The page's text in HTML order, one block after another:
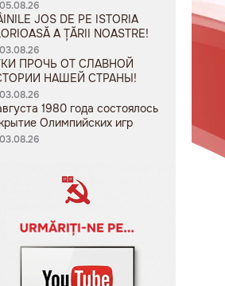
05.08.26
JOS DE PE ISTORIA
A ȚĂRII NOASTRE!
03.08.26
ПРОЧЬ ОТ СЛАВНОЙ
НАШЕЙ СТРАНЫ!
03.08.26
1980 года состоялось
Олимпийских игр
03.08.26